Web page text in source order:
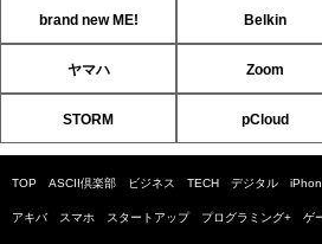
brand new ME! Belkin
ヤマハ Zoom
STORM pCloud
TOP ASCII倶楽部 ビジネス TECH デジタル
アキバ スマホ スタートアップ プログラミング+ ゲ